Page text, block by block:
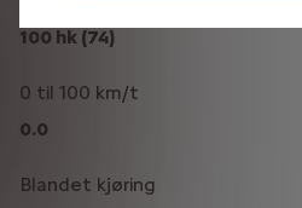
100 hk (74)
0 til 100 km/t
0.0
Blandet kjøring